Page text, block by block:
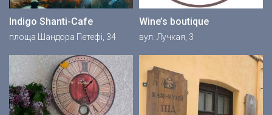
Indigo Shanti-Cafe
площа Шандора Петефі, 34
Wine’s boutique
вул. Лучкая, 3